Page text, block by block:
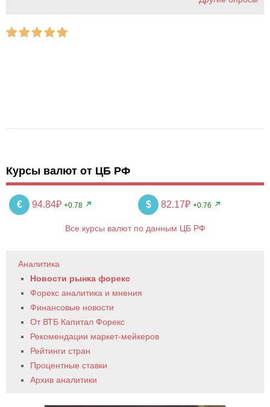
Курсы валют от ЦБ РФ
€ 94.84₽ +0.78 $ 82.17₽ +0.76
Все курсы валют по данным ЦБ РФ
Аналитика
Новости рынка форекс
Форекс аналитика и мнения
Финансовые новости
От ВТБ Капитал Форекс
Рекомендации маркет-мейкеров
Рейтинги стран
Процентные ставки
Архив аналитики